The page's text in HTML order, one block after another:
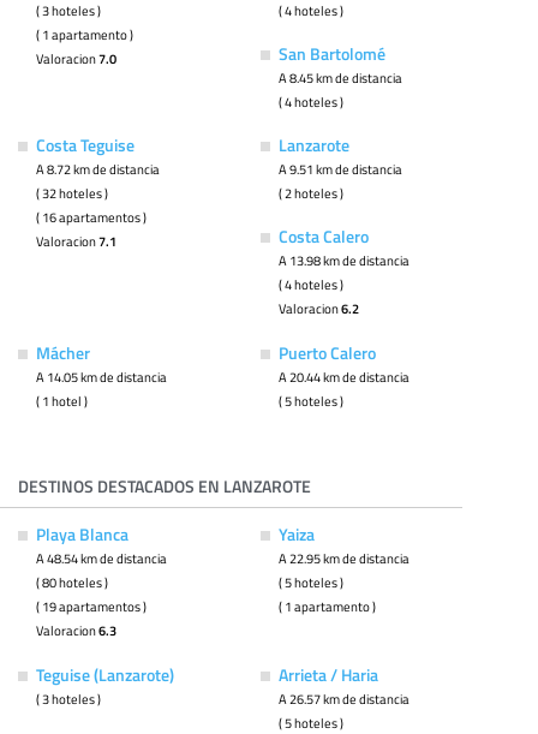
( 3 hoteles )
( 1 apartamento )
Valoracion7.0
( 4 hoteles )
San Bartolomé
A 8.45 km de distancia
( 4 hoteles )
Costa Teguise
A 8.72 km de distancia
( 32 hoteles )
( 16 apartamentos )
Valoracion7.1
Lanzarote
A 9.51 km de distancia
( 2 hoteles )
Costa Calero
A 13.98 km de distancia
( 4 hoteles )
Valoracion6.2
Mácher
A 14.05 km de distancia
( 1 hotel )
Puerto Calero
A 20.44 km de distancia
( 5 hoteles )
DESTINOS DESTACADOS EN LANZAROTE
Playa Blanca
A 48.54 km de distancia
( 80 hoteles )
( 19 apartamentos )
Valoracion6.3
Yaiza
A 22.95 km de distancia
( 5 hoteles )
( 1 apartamento )
Teguise (Lanzarote)
( 3 hoteles )
Arrieta / Haria
A 26.57 km de distancia
( 5 hoteles )